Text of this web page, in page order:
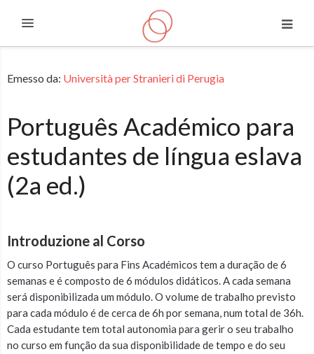
Espandi
Emesso da: Università per Stranieri di Perugia
Português Académico para
estudantes de língua eslava
(2a ed.)
Introduzione al Corso
O curso Português para Fins Académicos tem a duração de 6
semanas e é composto de 6 módulos didáticos. A cada semana
será disponibilizada um módulo. O volume de trabalho previsto
para cada módulo é de cerca de 6h por semana, num total de 36h.
Cada estudante tem total autonomia para gerir o seu trabalho
no curso em função da sua disponibilidade de tempo e do seu